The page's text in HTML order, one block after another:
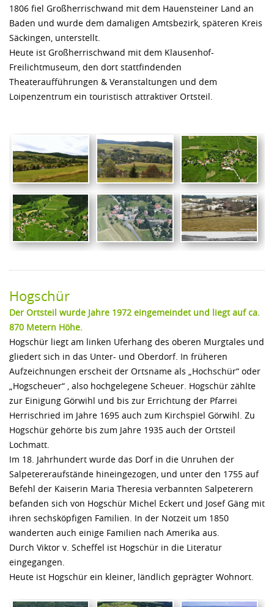
1806 fiel Großherrischwand mit dem Hauensteiner Land an
Baden und wurde dem damaligen Amtsbezirk, späteren Kreis
Säckingen, unterstellt.
Heute ist Großherrischwand mit dem Klausenhof-
Freilichtmuseum, den dort stattfindenden
Theateraufführungen & Veranstaltungen und dem
Loipenzentrum ein touristisch attraktiver Ortsteil.
Hogschür
Der Ortsteil wurde Jahre 1972 eingemeindet und liegt auf ca.
870 Metern Höhe.
Hogschür liegt am linken Uferhang des oberen Murgtales und
gliedert sich in das Unter- und Oberdorf. In früheren
Aufzeichnungen erscheit der Ortsname als „Hochschür“ oder
„Hogscheuer“ , also hochgelegene Scheuer. Hogschür zählte
zur Einigung Görwihl und bis zur Errichtung der Pfarrei
Herrischried im Jahre 1695 auch zum Kirchspiel Görwihl. Zu
Hogschür gehörte bis zum Jahre 1935 auch der Ortsteil
Lochmatt.
Im 18. Jahrhundert wurde das Dorf in die Unruhen der
Salpetereraufstände hineingezogen, und unter den 1755 auf
Befehl der Kaiserin Maria Theresia verbannten Salpeterern
befanden sich von Hogschür Michel Eckert und Josef Gäng mit
ihren sechsköpfigen Familien. In der Notzeit um 1850
wanderten auch einige Familien nach Amerika aus.
Durch Viktor v. Scheffel ist Hogschür in die Literatur
eingegangen.
Heute ist Hogschür ein kleiner, ländlich geprägter Wohnort.